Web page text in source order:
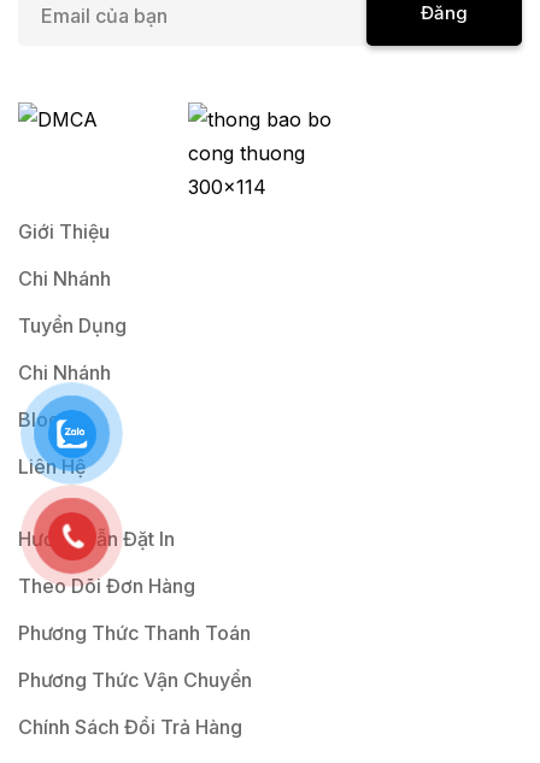
i
Đăng
Giới Thiệu
Chi Nhánh
Tuyển Dụng
Chi Nhánh
Blog
Liên Hệ
Hướng Dẫn Đặt In
Theo Dõi Đơn Hàng
Phương Thức Thanh Toán
Phương Thức Vận Chuyển
Chính Sách Đổi Trả Hàng